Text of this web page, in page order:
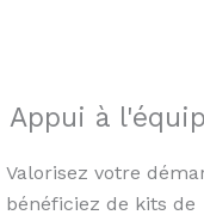
Appui à
Valorisez votre
bénéficiez de kits de